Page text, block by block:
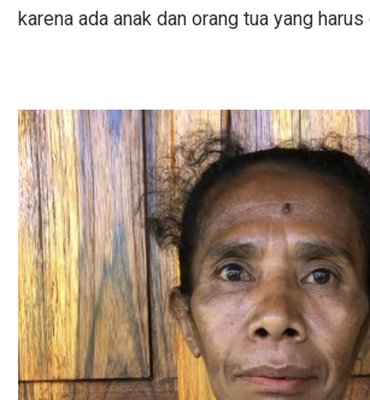
karena ada anak dan orang tua yang harus